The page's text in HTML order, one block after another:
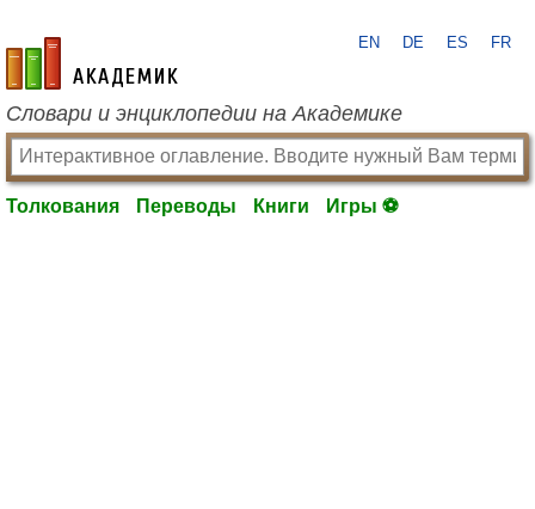
academic.ru
EN DE ES FR
Словари и энциклопедии на Академике
Толкования Переводы Книги Игры ⚽